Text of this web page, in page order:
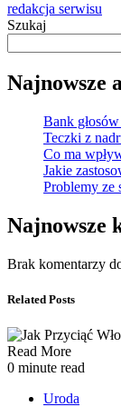
redakcja serwisu
Szukaj
Najnowsze
Bank
Teczki z
Co ma
Jakie
Problemy ze
Najnowsze
Brak komentarzy
Related Posts
Read More
0 minute read
Uroda